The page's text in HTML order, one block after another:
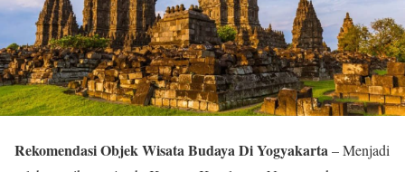
Rekomendasi Objek Wisata Budaya Di Yogyakarta– Menjadi